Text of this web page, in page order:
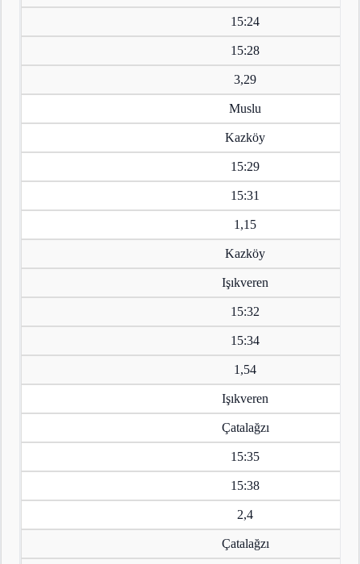
15:24
15:28
3,29
Muslu
Kazköy
15:29
15:31
1,15
Kazköy
Işıkveren
15:32
15:34
1,54
Işıkveren
Çatalağzı
15:35
15:38
2,4
Çatalağzı